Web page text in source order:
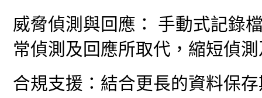
威脅偵測與回應： 手動式記錄
常偵測及回應所取代，縮短偵
合規支援：結合更長的資料保